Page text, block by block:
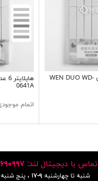
هایلایتر 6 عددی WEN DUO WD-
0641A
اتمام
تماس با دیجیتال لند:
شنبه تا چهارشنبه۹-۱۷ ، پنج